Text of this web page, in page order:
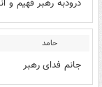
درودبه رهبر فهیم و
حامد
جانم فدای رهبر